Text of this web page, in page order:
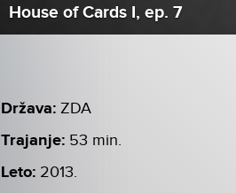
House of Cards I, ep. 7
Država: ZDA
Trajanje: 53 min.
Leto: 2013.